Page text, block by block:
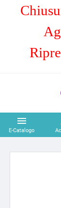

E-Catalogo